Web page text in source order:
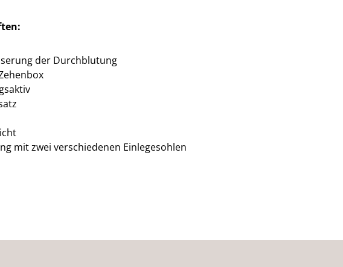
der Durchblutung
mit zwei verschiedenen Einlegesohlen